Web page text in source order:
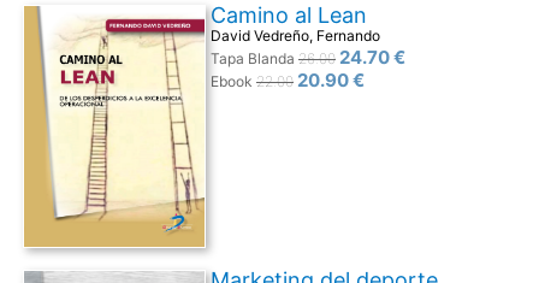
Camino al Lean
David Vedreño, Fernando
Tapa Blanda 26.00 24.70 €
Ebook 22.00 20.90 €